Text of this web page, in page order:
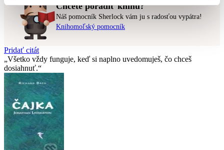
Chcete poradiť knihu?
Náš pomocník Sherlock vám ju s radosťou vypátra!
Knihomoľský pomocník
Pridať citát
Všetko vždy funguje, keď si naplno uvedomuješ, čo chceš
dosiahnuť.